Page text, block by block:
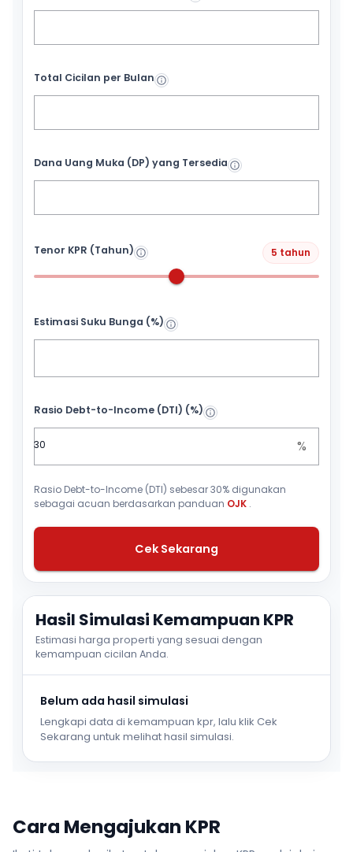
Total Cicilan per Bulan
Dana Uang Muka (DP) yang Tersedia
Tenor KPR (Tahun) 5 tahun
Estimasi Suku Bunga (%)
Rasio Debt-to-Income (DTI) (%)
%
Rasio Debt-to-Income (DTI) sebesar 30% digunakan
sebagai acuan berdasarkan panduan OJK .
Cek Sekarang
Hasil Simulasi Kemampuan KPR
Estimasi harga properti yang sesuai dengan
kemampuan cicilan Anda.
Belum ada hasil simulasi
Lengkapi data di kemampuan kpr, lalu klik Cek
Sekarang untuk melihat hasil simulasi.
Cara Mengajukan KPR